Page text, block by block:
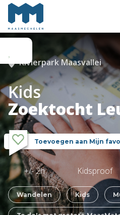
Rivierpark Maasvallei
Kids
Zoektocht
Toevoegen aan Mijn
+/- 2h Kidsproof
Wandelen Kids